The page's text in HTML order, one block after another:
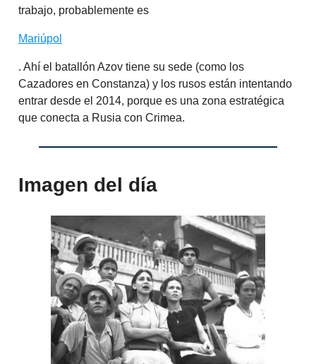
trabajo, probablemente es
Mariúpol
. Ahí el batallón Azov tiene su sede (como los
Cazadores en Constanza) y los rusos están intentando
entrar desde el 2014, porque es una zona estratégica
que conecta a Rusia con Crimea.
Imagen del día